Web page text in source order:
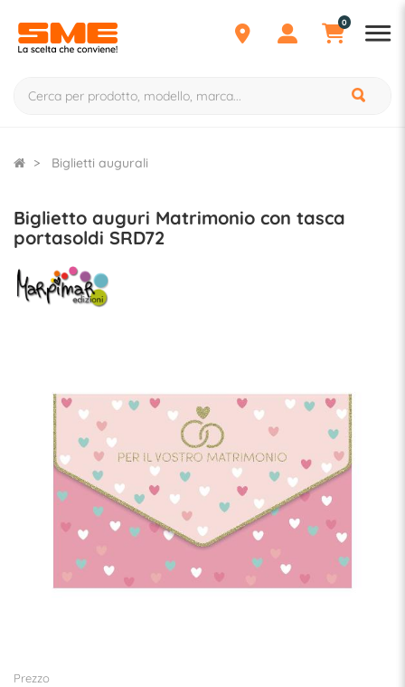
0
Biglietti augurali
Biglietto auguri Matrimonio con tasca
portasoldi SRD72
Prezzo